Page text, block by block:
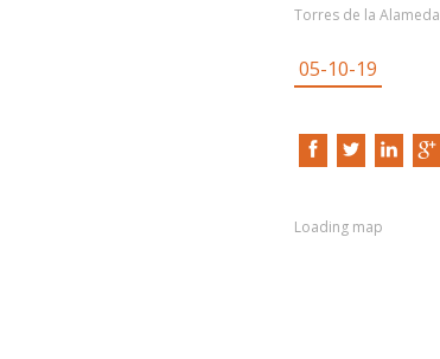
Torres de la Alameda
05-10-19
Loading map